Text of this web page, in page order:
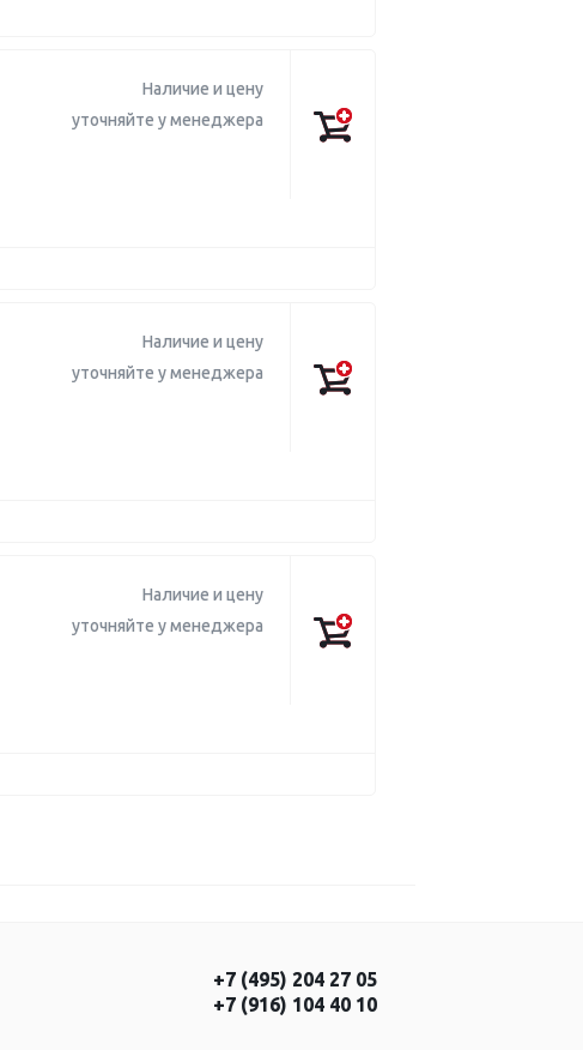
Наличие и цену
уточняйте у менеджера
Наличие и цену
уточняйте у менеджера
Наличие и цену
уточняйте у менеджера
+7 (495) 204 27 05
+7 (916) 104 40 10